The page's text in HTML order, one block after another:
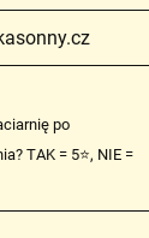
po
TAK = 5⭐, NIE =